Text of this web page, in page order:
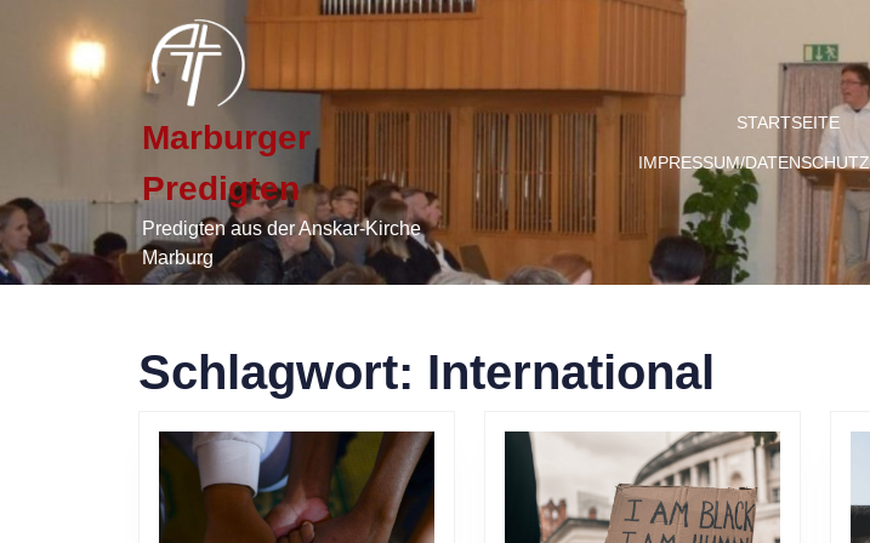
content
Marburger
Predigten
Predigten aus der Anskar-Kirche
Marburg
STARTSEITE
IMPRESSUM/DATENSCHUTZ
Schlagwort: International